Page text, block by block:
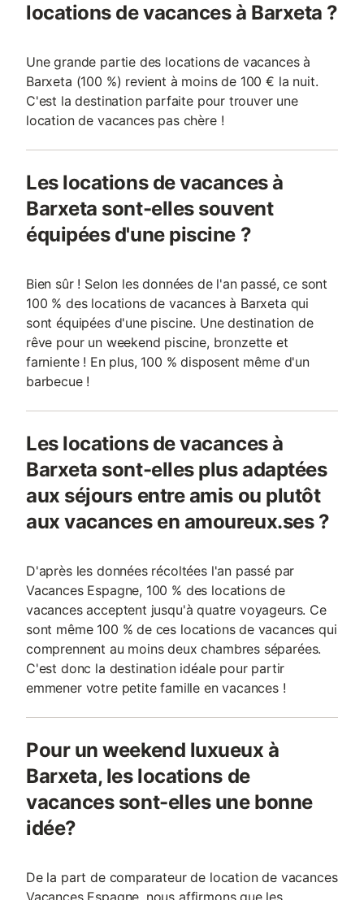
locations de vacances à Barxeta ?
Une grande partie des locations de vacances à
Barxeta (100 %) revient à moins de 100 € la nuit.
C'est la destination parfaite pour trouver une
location de vacances pas chère !
Les locations de vacances à
Barxeta sont-elles souvent
équipées d'une piscine ?
Bien sûr ! Selon les données de l'an passé, ce sont
100 % des locations de vacances à Barxeta qui
sont équipées d'une piscine. Une destination de
rêve pour un weekend piscine, bronzette et
farniente ! En plus, 100 % disposent même d'un
barbecue !
Les locations de vacances à
Barxeta sont-elles plus adaptées
aux séjours entre amis ou plutôt
aux vacances en amoureux.ses ?
D'après les données récoltées l'an passé par
Vacances Espagne, 100 % des locations de
vacances acceptent jusqu'à quatre voyageurs. Ce
sont même 100 % de ces locations de vacances qui
comprennent au moins deux chambres séparées.
C'est donc la destination idéale pour partir
emmener votre petite famille en vacances !
Pour un weekend luxueux à
Barxeta, les locations de
vacances sont-elles une bonne
idée?
De la part de comparateur de location de vacances
Vacances Espagne, nous affirmons que les